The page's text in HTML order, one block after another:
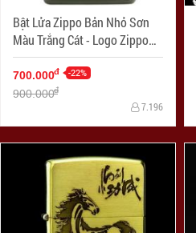
Bật Lửa Zippo Bản Nhỏ Sơn
Màu Trắng Cát - Logo Zippo
SKU 1627ZL- Zippo Slim®
Green Matte Zippo Logo
700.000đ -22%
900.000đ
7.196